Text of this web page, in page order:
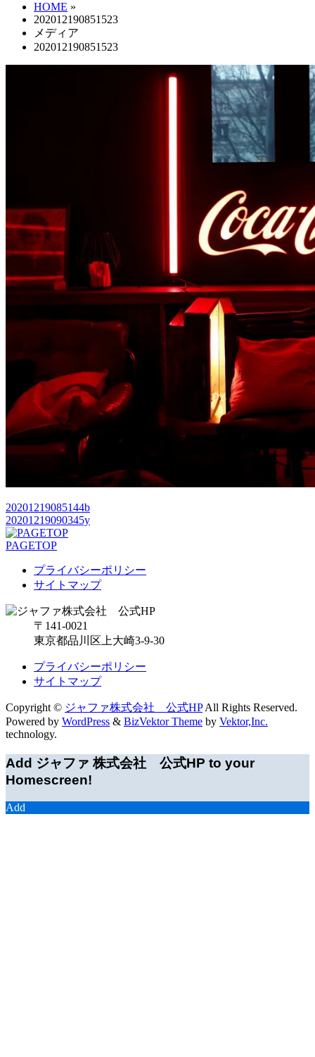
HOME »
202012190851523
メディア
202012190851523
20201219085144b
20201219090345y
PAGETOP
プライバシーポリシー
サイトマップ
〒141-0021
東京都品川区上大崎3-9-30
プライバシーポリシー
サイトマップ
Copyright © ジャファ株式会社 公式HPAll Rights Reserved.
Powered by WordPress & BizVektor Theme by Vektor,Inc.
technology.
Add ジャファ 株式会社 公式HP to your
Homescreen!
Add